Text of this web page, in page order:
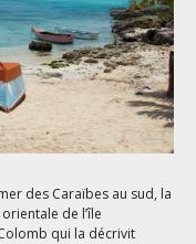
des Caraïbes au sud, la
de l’île
qui la décrivit